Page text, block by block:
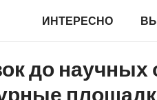
ИНТЕРЕСНО
до